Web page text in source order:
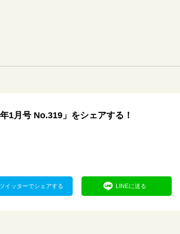
年1月号 No.319」をシェアする！
ツイッターでシェアする LINEに送る